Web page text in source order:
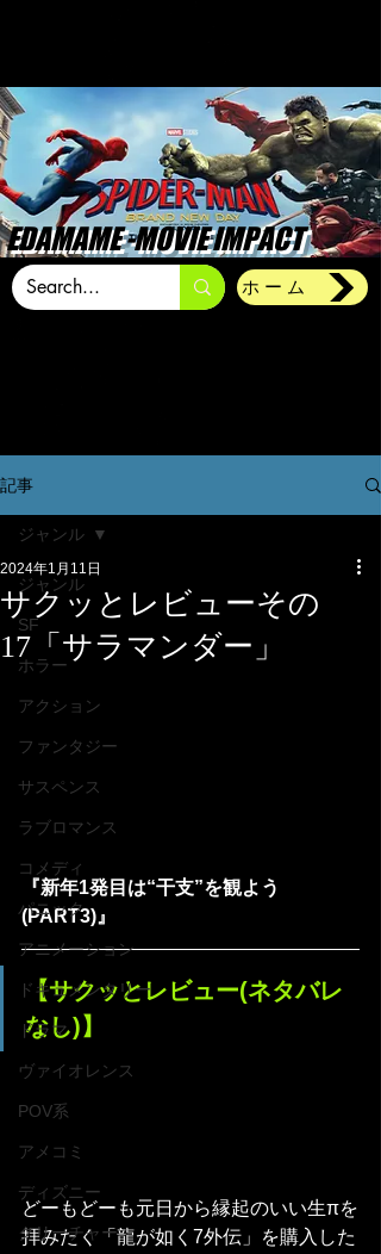
EDAMAME -MOVIE IMPACT
ホーム
記事
ジャンル
SF
ホラー
アクション
ファンタジー
サスペンス
ラブロマンス
コメディ
パニック
アニメーション
ドキュメンタリー
ドラマ
ヴァイオレンス
POV系
アメコミ
ディズニー
クリーチャー
ジャンル
サクッとレビューその
17「サラマンダー」
2024年1月11日
『新年1発目は“干支”を観よう
(PART3)』
【サクッとレビュー(ネタバレ
なし)】
どーもどーも元日から縁起のいい生πを
拝みたく「龍が如く7外伝」を購入した